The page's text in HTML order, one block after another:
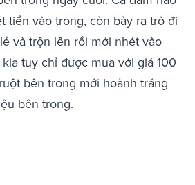
tiền vào trong, còn bày ra trò đi
và trộn lên rồi mới nhét vào
tuy chỉ được mua với giá 100
bên trong mới hoành tráng
bên trong.